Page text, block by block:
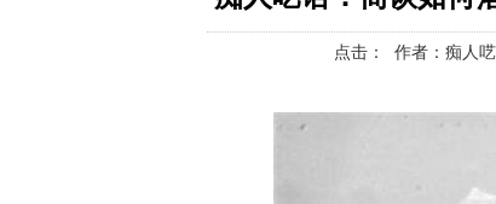
点击： 作者：痴人